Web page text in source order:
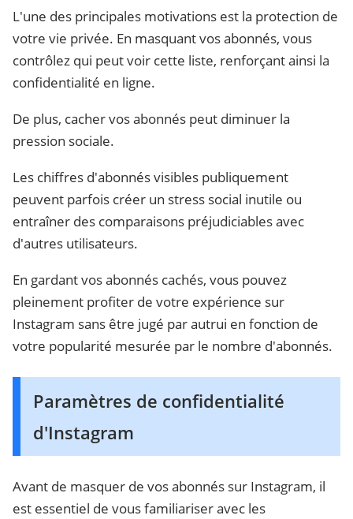
L'une des principales motivations est la protection de
votre vie privée. En masquant vos abonnés, vous
contrôlez qui peut voir cette liste, renforçant ainsi la
confidentialité en ligne.
De plus, cacher vos abonnés peut diminuer la
pression sociale.
Les chiffres d'abonnés visibles publiquement
peuvent parfois créer un stress social inutile ou
entraîner des comparaisons préjudiciables avec
d'autres utilisateurs.
En gardant vos abonnés cachés, vous pouvez
pleinement profiter de votre expérience sur
Instagram sans être jugé par autrui en fonction de
votre popularité mesurée par le nombre d'abonnés.
Paramètres de confidentialité
d'Instagram
Avant de masquer de vos abonnés sur Instagram, il
est essentiel de vous familiariser avec les